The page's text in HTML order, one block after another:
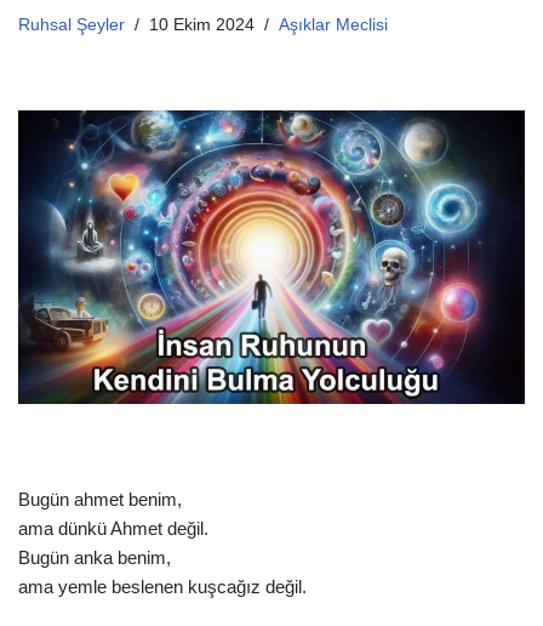
Ruhsal Şeyler 10 Ekim 2024 Aşıklar Meclisi
Bugün ahmet benim,
ama dünkü Ahmet değil.
Bugün anka benim,
ama yemle beslenen kuşcağız değil.